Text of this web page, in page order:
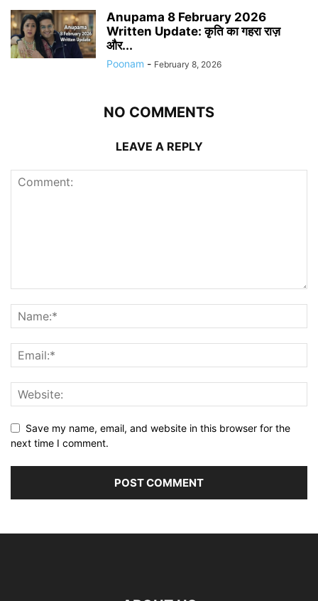
Anupama 8 February 2026
Written Update: कृति का गहरा राज़
और...
Poonam - February 8, 2026
NO COMMENTS
LEAVE A REPLY
Save my name, email, and website in this browser for the
next time I comment.